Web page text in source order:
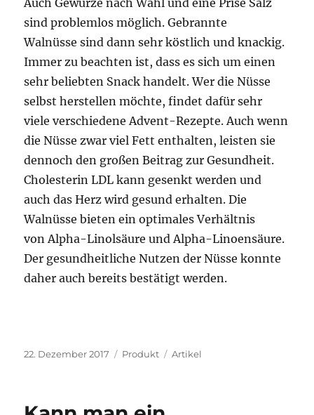
sind problemlos möglich. Gebrannte
Walnüsse sind dann sehr köstlich und knackig.
Immer zu beachten ist, dass es sich um einen
sehr beliebten Snack handelt. Wer die Nüsse
selbst herstellen möchte, findet dafür sehr
viele verschiedene Advent-Rezepte. Auch wenn
die Nüsse zwar viel Fett enthalten, leisten sie
dennoch den großen Beitrag zur Gesundheit.
Cholesterin LDL kann gesenkt werden und
auch das Herz wird gesund erhalten. Die
Walnüsse bieten ein optimales Verhältnis
von Alpha-Linolsäure und Alpha-Linoensäure.
Der gesundheitliche Nutzen der Nüsse konnte
daher auch bereits bestätigt werden.
Veröffentlicht
22. Dezember 2017 Kategorien
Produkt Schlagwörter
Artikel